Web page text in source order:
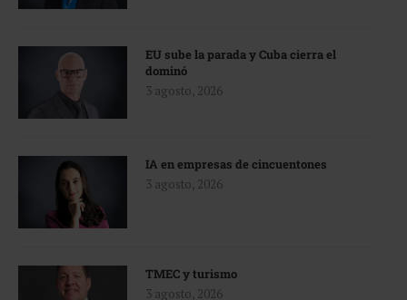
EU sube la parada y Cuba cierra el
dominó
3 agosto, 2026
IA en empresas de cincuentones
3 agosto, 2026
TMEC y turismo
3 agosto, 2026